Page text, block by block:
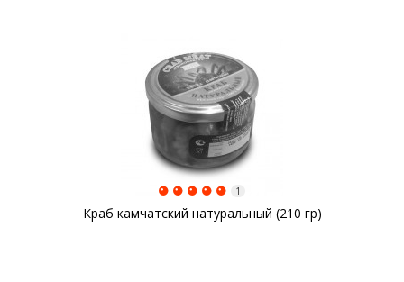
Краб камчатский натуральный (210 гр)
1